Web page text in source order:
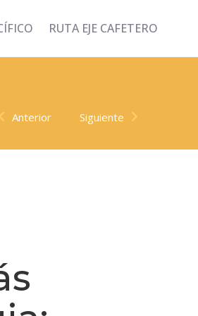
RUTA EJE CAFETERO
Anterior Siguiente